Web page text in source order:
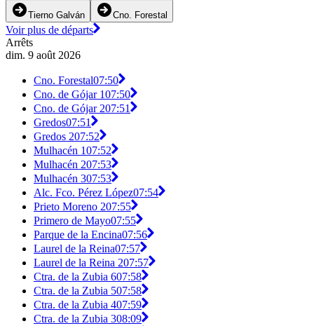
Tierno Galván Cno. Forestal
Voir plus de départs
Arrêts
dim. 9 août 2026
Cno. Forestal07:50
Cno. de Gójar 107:50
Cno. de Gójar 207:51
Gredos07:51
Gredos 207:52
Mulhacén 107:52
Mulhacén 207:53
Mulhacén 307:53
Alc. Fco. Pérez López07:54
Prieto Moreno 207:55
Primero de Mayo07:55
Parque de la Encina07:56
Laurel de la Reina07:57
Laurel de la Reina 207:57
Ctra. de la Zubia 607:58
Ctra. de la Zubia 507:58
Ctra. de la Zubia 407:59
Ctra. de la Zubia 308:09